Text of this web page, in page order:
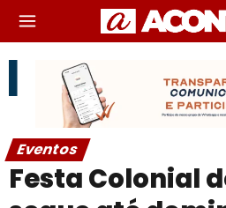
Eventos
Festa Colonial